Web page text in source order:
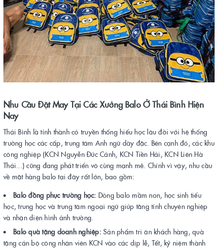
Nhu Cầu Đặt May Tại Các Xưởng Balo Ở Thái Bình Hiện
Nay
Thái Bình là tỉnh thành có truyền thống hiếu học lâu đời với hệ thống
trường học các cấp, trung tâm Anh ngữ dày đặc. Bên cạnh đó, các khu
công nghiệp (KCN Nguyễn Đức Cảnh, KCN Tiền Hải, KCN Liên Hà
Thái...) cũng đang phát triển vô cùng mạnh mẽ. Chính vì vậy, nhu cầu
về mặt hàng balo tại đây rất lớn, bao gồm:
Balo đồng phục trường học: Dòng balo mầm non, học sinh tiểu
học, trung học và trung tâm ngoại ngữ giúp tăng tính chuyên nghiệp
và nhận diện hình ảnh trường.
Balo quà tặng doanh nghiệp:Sản phẩm tri ân khách hàng, quà
tặng cán bộ công nhân viên KCN vào các dịp lễ, Tết, kỷ niệm thành